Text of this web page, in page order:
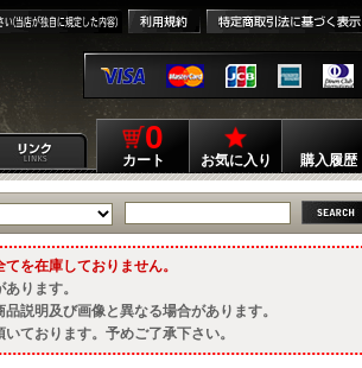
0
カート お気に入り 購入履歴
を在庫しておりません。
ります。
説明及び画像と異なる場合があります。
ております。予めご了承下さい。